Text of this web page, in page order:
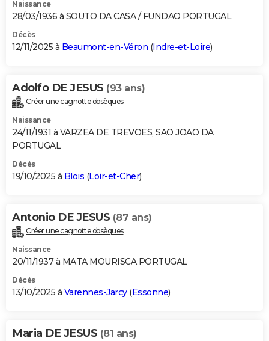
Naissance
28/03/1936 à SOUTO DA CASA / FUNDAO PORTUGAL
Décès
12/11/2025 à Beaumont-en-Véron (Indre-et-Loire)
Adolfo DE JESUS (93 ans)
Créer une cagnotte obsèques
Naissance
24/11/1931 à VARZEA DE TREVOES, SAO JOAO DA
PORTUGAL
Décès
19/10/2025 à Blois (Loir-et-Cher)
Antonio DE JESUS (87 ans)
Créer une cagnotte obsèques
Naissance
20/11/1937 à MATA MOURISCA PORTUGAL
Décès
13/10/2025 à Varennes-Jarcy(Essonne)
Maria DE JESUS (81 ans)